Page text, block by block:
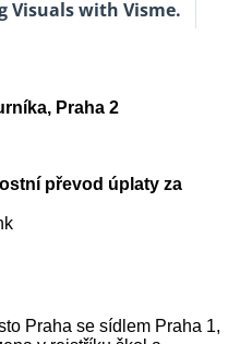
Praha 2
převod úplaty za
Praha se sídlem Praha 1,